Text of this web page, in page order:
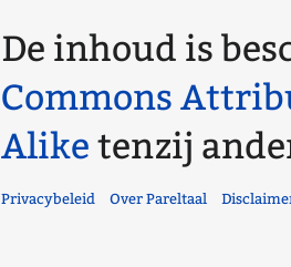
De inhoud is
Commons
Alike tenzij
Privacybeleid Over Pareltaal